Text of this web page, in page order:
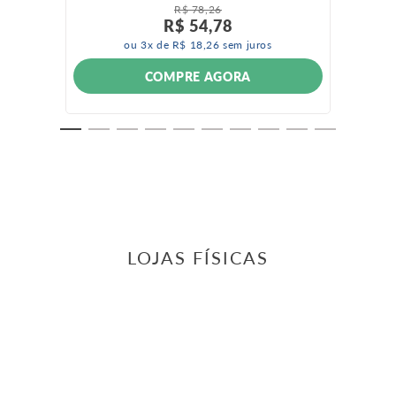
R$ 78,26
R$ 54,78
ou3x de R$ 18,26 sem juros
COMPRE AGORA
LOJAS FÍSICAS